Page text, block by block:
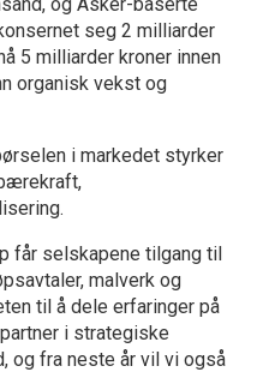
seg 2 milliarder
5 milliarder kroner innen
organisk vekst og
i markedet styrker
får selskapene tilgang til
malverk og
til å dele erfaringer på
i strategiske
og fra neste år vil vi også